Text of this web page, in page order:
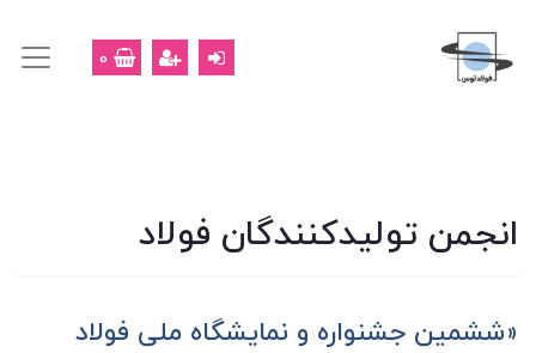
0
انجمن تولیدکنندگان فولاد
«ششمین جشنواره و نمایشگاه ملی فولاد